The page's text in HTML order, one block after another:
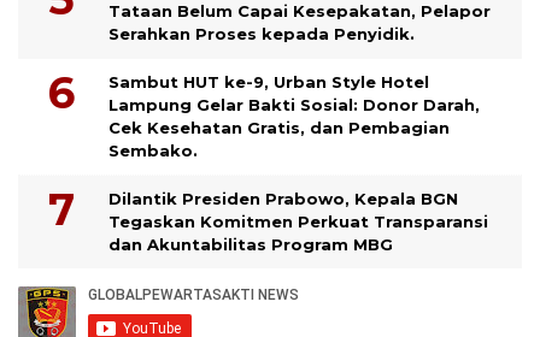
Tataan Belum Capai Kesepakatan, Pelapor
Serahkan Proses kepada Penyidik.
Sambut HUT ke-9, Urban Style Hotel
Lampung Gelar Bakti Sosial: Donor Darah,
Cek Kesehatan Gratis, dan Pembagian
Sembako.
Dilantik Presiden Prabowo, Kepala BGN
Tegaskan Komitmen Perkuat Transparansi
dan Akuntabilitas Program MBG